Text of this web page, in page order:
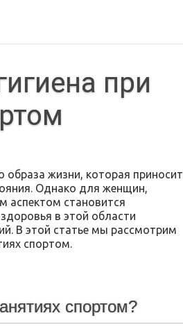
при
жизни, которая приносит
Однако для женщин,
аспектом становится
в этой области
В этой статье мы рассмотрим
спортом.
спортом?